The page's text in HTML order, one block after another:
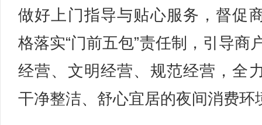
做好上门指导与贴心服务，督促
格落实“门前五包”责任制，引导商
经营、文明经营、规范经营，全
干净整洁、舒心宜居的夜间消费环